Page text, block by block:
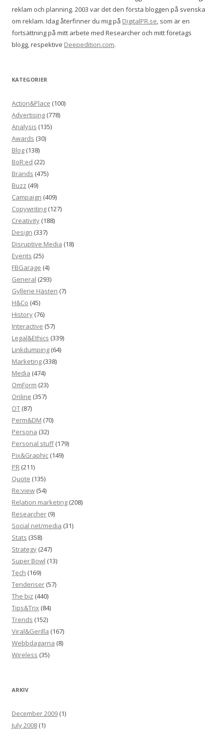
reklam och planning. 2003 var det den första bloggen på svenska
om reklam. Idag återfinner du mig på DigitalPR.se, som är en
fortsättning på mitt arbete med Researcher och mitt företags
blogg, respektive Deepedition.com.
KATEGORIER
Action&Place (100)
Advertising (778)
Analysis (135)
Awards (30)
Blog (138)
BoR:ed (22)
Brands (475)
Buzz (49)
Campaign (409)
Copywriting (127)
Creativity (188)
Design (337)
Disruptive Media (18)
Events (25)
FBGarage (4)
General (293)
Gyllene Hästen (7)
H&Co (45)
History (76)
Interactive (57)
Legal&Ethics (339)
Linkdumping (64)
Marketing (338)
Media (474)
OmForm (23)
Online (357)
OT (87)
Perm&DM (70)
Persona (32)
Personal stuff(179)
Pix&Graphic (149)
PR (211)
Quote (135)
Re:view (54)
Relation marketing (208)
Researcher (9)
Social net/media (31)
Stats (358)
Strategy (247)
Super Bowl (13)
Tech (169)
Tendenser (57)
The biz (440)
Tips&Trix (84)
Trends (152)
Viral&Gerilla (167)
Webbdagarna (8)
Wireless (35)
ARKIV
December 2009 (1)
July 2008 (1)